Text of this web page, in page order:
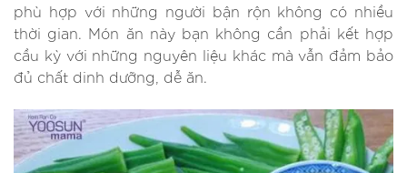
phù hợp với những người bận rộn không có nhiều
thời gian. Món ăn này bạn không cần phải kết hợp
cầu kỳ với những nguyên liệu khác mà vẫn đảm bảo
đủ chất dinh dưỡng, dễ ăn.